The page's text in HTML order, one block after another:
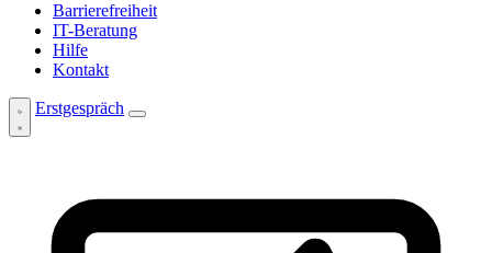
Barrierefreiheit
IT-Beratung
Hilfe
Kontakt
Erstgespräch